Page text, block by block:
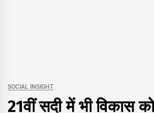
SOCIAL INSIGHT
21वीं सदी में भी विकास